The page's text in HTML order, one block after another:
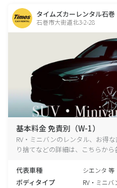
タイムズカーレンタル石巻
石巻市大街道北3-2-28
基本料金 免責別（W-1）
RV・ミニバンのレンタル、お得
り捨てなどの詳細は、こちらから
代表車種 シエンタ 等
ボディタイプ RV・ミニバ